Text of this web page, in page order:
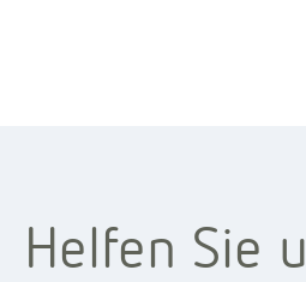
Helfen Sie